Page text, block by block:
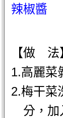
辣椒醬
【做 法
1.高麗菜
2.梅干菜
分，加